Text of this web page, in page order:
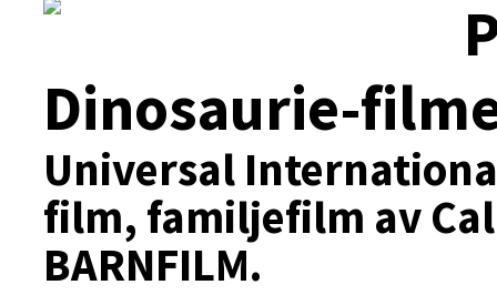
Dinosaurie-
Universal
film, familjefilm av
BARNFILM.